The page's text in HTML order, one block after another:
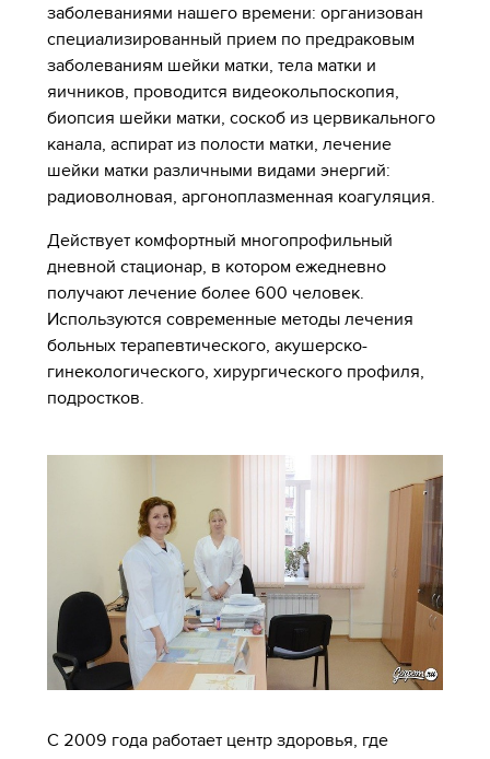
заболеваниями нашего времени: организован
специализированный прием по предраковым
заболеваниям шейки матки, тела матки и
яичников, проводится видеокольпоскопия,
биопсия шейки матки, соскоб из цервикального
канала, аспират из полости матки, лечение
шейки матки различными видами энергий:
радиоволновая, аргоноплазменная коагуляция.
Действует комфортный многопрофильный
дневной стационар, в котором ежедневно
получают лечение более 600 человек.
Используются современные методы лечения
больных терапевтического, акушерско-
гинекологического, хирургического профиля,
подростков.
С 2009 года работает центр здоровья, где